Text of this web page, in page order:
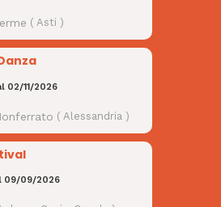
( Asti )
02/11/2026
( Alessandria )
09/09/2026